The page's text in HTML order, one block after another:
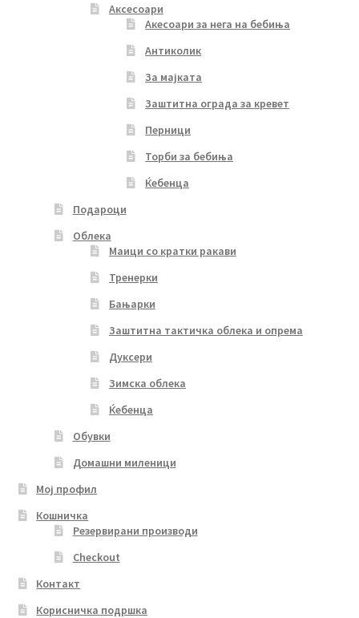
Аксесоари
Акесоари за нега на бебиња
Антиколик
За мајката
Заштитна ограда за кревет
Перници
Торби за бебиња
Ќебенца
Подароци
Облека
Маици со кратки ракави
Тренерки
Бањарки
Заштитна тактичка облека и опрема
Дуксери
Зимска облека
Ќебенца
Обувки
Домашни миленици
Мој профил
Кошничка
Резервирани производи
Checkout
Контакт
Корисничка подршка